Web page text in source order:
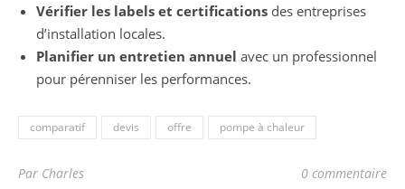
Vérifier les labels et certifications des entreprises
d’installation locales.
Planifier un entretien annuel avec un professionnel
pour pérenniser les performances.
comparatif devis offre pompe à chaleur
Par Charles 0 commentaire